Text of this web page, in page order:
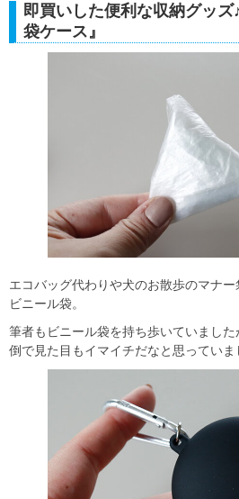
即買いした便利な収納グッ
袋ケース』
エコバッグ代わりや犬のお散歩のマナ
ビニール袋。
筆者もビニール袋を持ち歩いていまし
倒で見た目もイマイチだなと思っていま